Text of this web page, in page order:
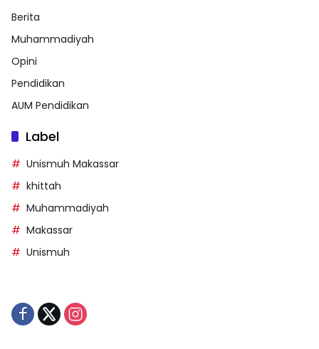
Berita
Muhammadiyah
Opini
Pendidikan
AUM Pendidikan
Label
Unismuh Makassar
khittah
Muhammadiyah
Makassar
Unismuh